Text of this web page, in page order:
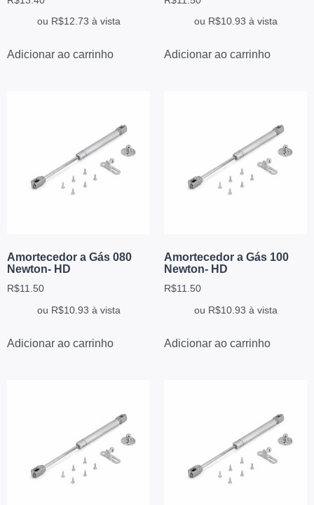
ou R$12.73 à vista
Adicionar ao carrinho
ou R$10.93 à vista
Adicionar ao carrinho
Amortecedor a Gás 080
Newton- HD
R$11.50
ou R$10.93 à vista
Adicionar ao carrinho
Amortecedor a Gás 100
Newton- HD
R$11.50
ou R$10.93 à vista
Adicionar ao carrinho